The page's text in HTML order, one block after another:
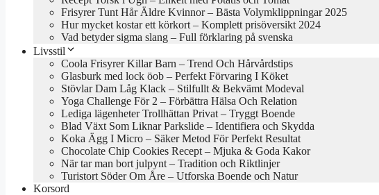
Frisyrer Tunt Hår Äldre Kvinnor – Bästa Volymklippningar 2025
Hur mycket kostar ett körkort – Komplett prisöversikt 2024
Vad betyder sigma slang – Full förklaring på svenska
Livsstil
Coola Frisyrer Killar Barn – Trend Och Hårvårdstips
Glasburk med lock öob – Perfekt Förvaring I Köket
Stövlar Dam Låg Klack – Stilfullt & Bekvämt Modeval
Yoga Challenge För 2 – Förbättra Hälsa Och Relation
Lediga lägenheter Trollhättan Privat – Tryggt Boende
Blad Växt Som Liknar Parkslide – Identifiera och Skydda
Koka Ägg I Micro – Säker Metod För Perfekt Resultat
Chocolate Chip Cookies Recept – Mjuka & Goda Kakor
När tar man bort julpynt – Tradition och Riktlinjer
Turistort Söder Om Åre – Utforska Boende och Natur
Korsord